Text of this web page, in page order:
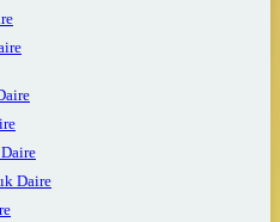
Daire